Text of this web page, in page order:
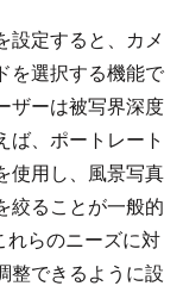
設定すると、カメ
を選択する機能で
ザーは被写界深度
ば、ポートレート
使用し、風景写真
絞ることが一般的
れらのニーズに対
整できるように設